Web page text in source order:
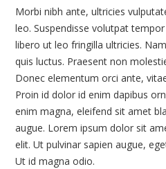
Morbi nibh ante, ultricies
leo. Suspendisse volutpat
libero ut leo fringilla ultricies.
quis luctus. Praesent non
Donec elementum orci ante,
Proin id dolor id enim dapibus
enim magna, eleifend sit amet
augue. Lorem ipsum dolor sit
elit. Ut pulvinar sapien augue,
Ut id magna odio.